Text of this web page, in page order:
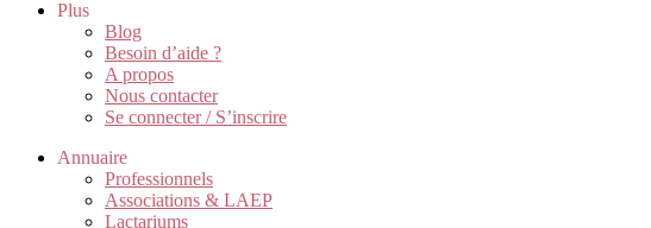
Plus
Blog
Besoin d’aide ?
A propos
Nous contacter
Se connecter / S’inscrire
Annuaire
Professionnels
Associations & LAEP
Lactariums